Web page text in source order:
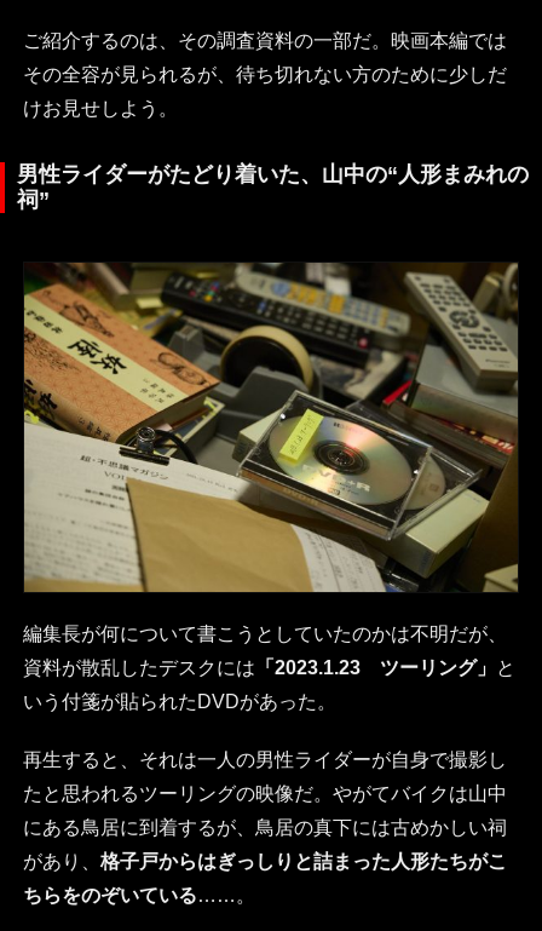
ご紹介するのは、その調査資料の一部だ。映画本編では
その全容が見られるが、待ち切れない方のために少しだ
けお見せしよう。
男性ライダーがたどり着いた、山中の“人形まみれの
祠”
編集長が何について書こうとしていたのかは不明だが、
資料が散乱したデスクには 「2023.1.23 ツーリング」 と
いう付箋が貼られたDVDがあった。
再生すると、それは一人の男性ライダーが自身で撮影し
たと思われるツーリングの映像だ。やがてバイクは山中
にある鳥居に到着するが、鳥居の真下には古めかしい祠
があり、 格子戸からはぎっしりと詰まった人形たちがこ
ちらをのぞいている……。